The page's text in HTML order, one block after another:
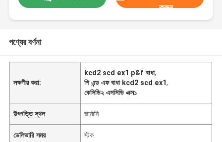
করুন
পণ্যের বর্ণনা
লক্ষণীয় করা:
kcd2 scd ex1 p&f বাধা,
পি এন্ড এফ বাধা kcd2 scd ex1,
কেসিডি২ এসসিডি এক্স১
উৎপত্তি স্থল জার্মানি
ডেলিভারি সময় স্টক